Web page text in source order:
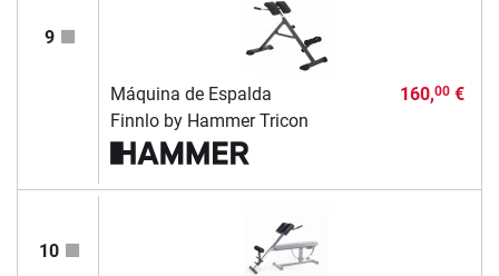
9
Máquina de Espalda
Finnlo by Hammer Tricon
160,00€
10